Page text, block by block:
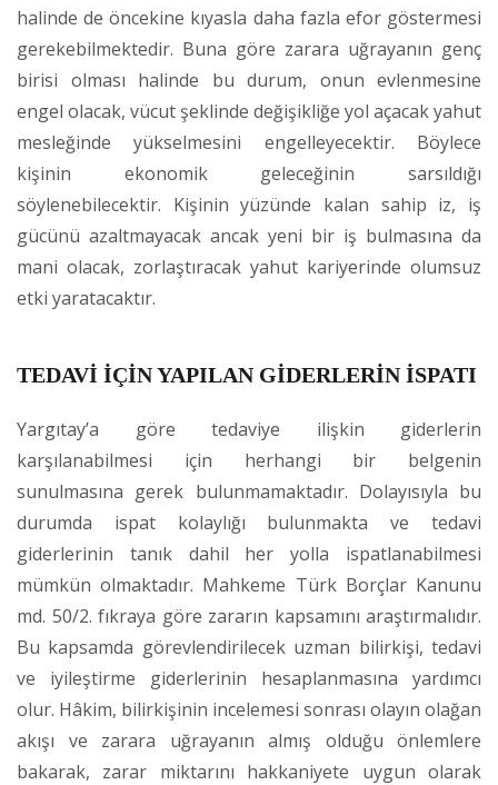
halinde de öncekine kıyasla daha fazla efor göstermesi
gerekebilmektedir. Buna göre zarara uğrayanın genç
birisi olması halinde bu durum, onun evlenmesine
engel olacak, vücut şeklinde değişikliğe yol açacak yahut
mesleğinde yükselmesini engelleyecektir. Böylece
kişinin ekonomik geleceğinin sarsıldığı
söylenebilecektir. Kişinin yüzünde kalan sahip iz, iş
gücünü azaltmayacak ancak yeni bir iş bulmasına da
mani olacak, zorlaştıracak yahut kariyerinde olumsuz
etki yaratacaktır.
TEDAVİ İÇİN YAPILAN GİDERLERİN İSPATI
Yargıtay’a göre tedaviye ilişkin giderlerin
karşılanabilmesi için herhangi bir belgenin
sunulmasına gerek bulunmamaktadır. Dolayısıyla bu
durumda ispat kolaylığı bulunmakta ve tedavi
giderlerinin tanık dahil her yolla ispatlanabilmesi
mümkün olmaktadır. Mahkeme Türk Borçlar Kanunu
md. 50/2. fıkraya göre zararın kapsamını araştırmalıdır.
Bu kapsamda görevlendirilecek uzman bilirkişi, tedavi
ve iyileştirme giderlerinin hesaplanmasına yardımcı
olur. Hâkim, bilirkişinin incelemesi sonrası olayın olağan
akışı ve zarara uğrayanın almış olduğu önlemlere
bakarak, zarar miktarını hakkaniyete uygun olarak